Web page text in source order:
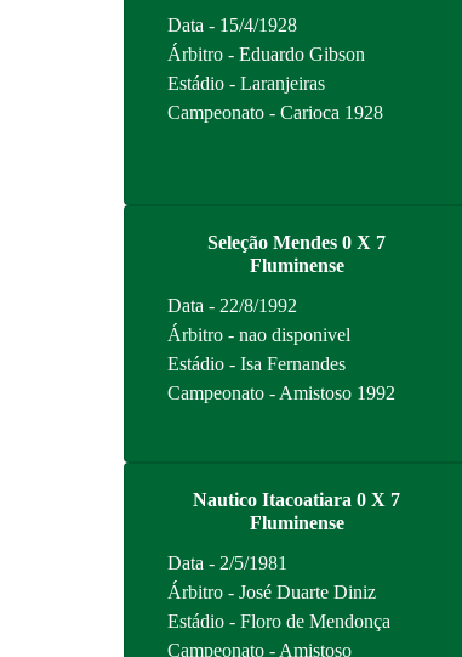
Data - 15/4/1928
Árbitro - Eduardo Gibson
Estádio - Laranjeiras
Campeonato - Carioca 1928
Seleção Mendes 0 X 7
Fluminense
Data - 22/8/1992
Árbitro - nao disponivel
Estádio - Isa Fernandes
Campeonato - Amistoso 1992
Nautico Itacoatiara 0 X 7
Fluminense
Data - 2/5/1981
Árbitro - José Duarte Diniz
Estádio - Floro de Mendonça
Campeonato - Amistoso